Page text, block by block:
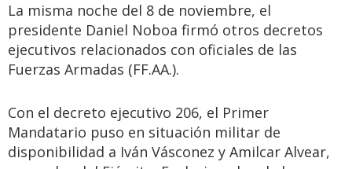
La misma noche del 8 de noviembre, el
presidente Daniel Noboa firmó otros decretos
ejecutivos relacionados con oficiales de las
Fuerzas Armadas (FF.AA.).
Con el decreto ejecutivo 206, el Primer
Mandatario puso en situación militar de
disponibilidad a Iván Vásconez y Amilcar Alvear,